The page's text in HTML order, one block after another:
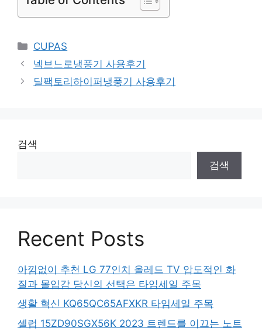
Categories
CUPAS
넥브느로냉풍기 사용후기
딜팩토리하이퍼냉풍기 사용후기
검색
검색
Recent Posts
아낌없이 추천 LG 77인치 올레드 TV 압도적인 화
질과 몰입감 당신의 선택은 타임세일 주목
생활 혁신 KQ65QC65AFXKR 타임세일 주목
셀럽 15ZD90SGX56K 2023 트렌드를 이끄는 노트